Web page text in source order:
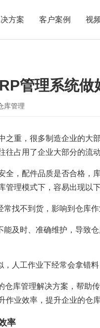
方案
易
业
单
售
型
生产管理
销售管理
成本核算
财务管理
质量管理
研发管理
查看更多>
客户案例
备 家用电器 电
造
视
管理系统做
库管理
重，很多制造企业的大
占用了企业大部分的流动
全，配件品质是否合格，
理模式下，容易出现以下
找不到货，影响到仓库作
及时、准确维护，导致
人工作业下经常会拿错料
仓库管理解决方案，帮助
业效率，提升企业的仓库
率